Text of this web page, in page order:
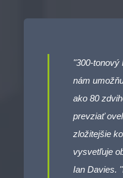
"300-tonový
nám
ako 80
prevziať
zložitejšie
vysvetľuje
Ian Davies.